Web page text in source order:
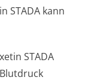
STADA kann
STADA